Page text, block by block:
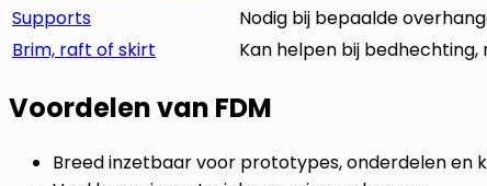
Supports
Nodig bij bepaalde
Brim, raft of skirt
Kan helpen bij
Voordelen van FDM
Breed inzetbaar voor prototypes, onderdelen en